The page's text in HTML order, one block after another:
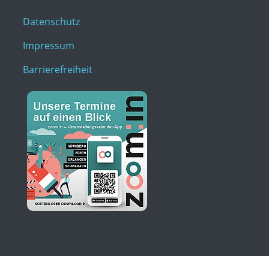
Datenschutz
Impressum
Barrierefreiheit